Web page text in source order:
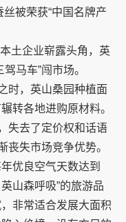
被荣获“中国名牌产
本土企业崭露头角，英
马车”闯市场。
时，英山桑园种植面
转各地进购原材料。
失去了定价权和话语
丧失市场竞争优势。
优良空气天数达到
山森呼吸”的旅游品
非常适合发展大面积